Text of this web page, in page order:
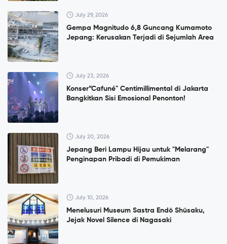
July 29, 2026
Gempa Magnitudo 6,8 Guncang Kumamoto
Jepang: Kerusakan Terjadi di Sejumlah Area
July 23, 2026
Konser”Cafuné" Centimillimental di Jakarta
Bangkitkan Sisi Emosional Penonton!
July 20, 2026
Jepang Beri Lampu Hijau untuk "Melarang"
Penginapan Pribadi di Pemukiman
July 10, 2026
Menelusuri Museum Sastra Endō Shūsaku,
Jejak Novel Silence di Nagasaki